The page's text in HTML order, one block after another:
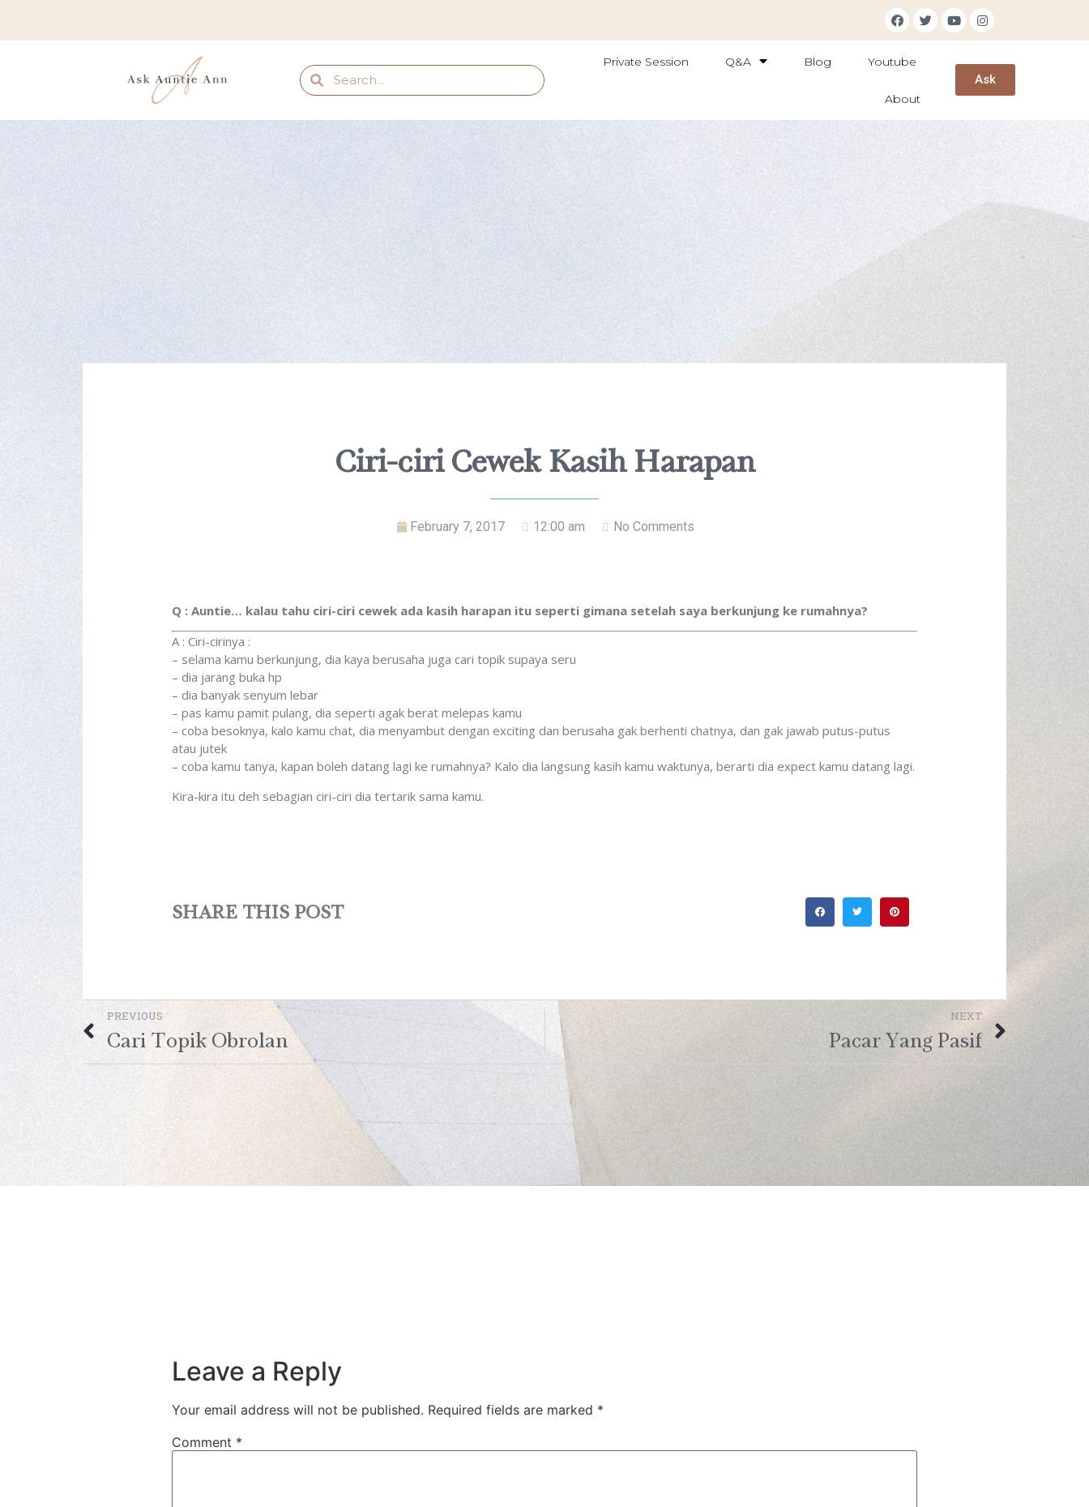
Private Session Q&A Blog Youtube
About
Ask
Ciri-ciri Cewek Kasih Harapan
February 7, 2017 12:00 am No Comments
Q : Auntie… kalau tahu ciri-ciri cewek ada kasih harapan itu seperti gimana setelah saya berkunjung ke rumahnya?
A : Ciri-cirinya :
– selama kamu berkunjung, dia kaya berusaha juga cari topik supaya seru
– dia jarang buka hp
– dia banyak senyum lebar
– pas kamu pamit pulang, dia seperti agak berat melepas kamu
– coba besoknya, kalo kamu chat, dia menyambut dengan exciting dan berusaha gak berhenti chatnya, dan gak jawab putus-putus
atau jutek
– coba kamu tanya, kapan boleh datang lagi ke rumahnya? Kalo dia langsung kasih kamu waktunya, berarti dia expect kamu datang lagi.
Kira-kira itu deh sebagian ciri-ciri dia tertarik sama kamu.
SHARE THIS POST
PREVIOUS
Cari Topik Obrolan
NEXT
Pacar Yang Pasif
Leave a Reply
Your email address will not be published. Required fields are marked *
Comment *